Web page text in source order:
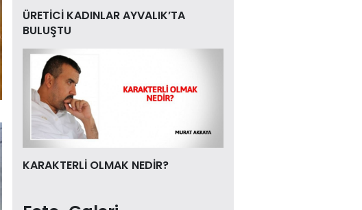
ÜRETİCİ KADINLAR AYVALIK’TA
BULUŞTU
KARAKTERLİ OLMAK NEDİR?